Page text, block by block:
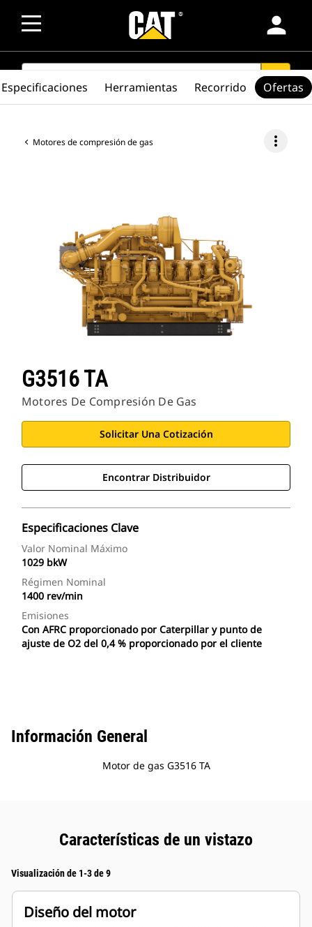
person
SEARCH search
Motores de compresión de gas more_vert
G3516 TA
Motores De Compresión De Gas
Solicitar Una Cotización
Encontrar Distribuidor
Especificaciones Clave
Valor Nominal Máximo
1029 bkW
Régimen Nominal
1400 rev/min
Emisiones
Con AFRC proporcionado por Caterpillar y punto de
ajuste de O2 del 0,4 % proporcionado por el cliente
Especificaciones Herramientas Recorrido Ofertas
Información General
Motor de gas G3516 TA
Características de un vistazo
Visualización de 1-3 de 9
Diseño del motor